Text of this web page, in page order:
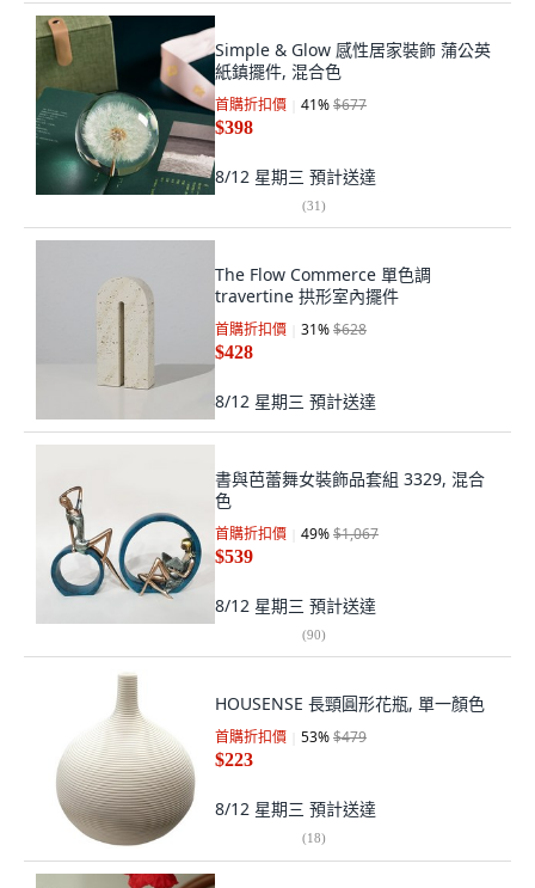
Simple & Glow 感性居家裝飾 蒲公英
紙鎮擺件, 混合色
首購折扣價 41%$677
$398
8/12 星期三 預計送達
(31)
The Flow Commerce 單色調
travertine 拱形室內擺件
首購折扣價 31%$628
$428
8/12 星期三 預計送達
書與芭蕾舞女裝飾品套組 3329, 混合
色
首購折扣價 49%$1,067
$539
8/12 星期三 預計送達
(90)
HOUSENSE 長頸圓形花瓶, 單一顏色
首購折扣價 53%$479
$223
8/12 星期三 預計送達
(18)